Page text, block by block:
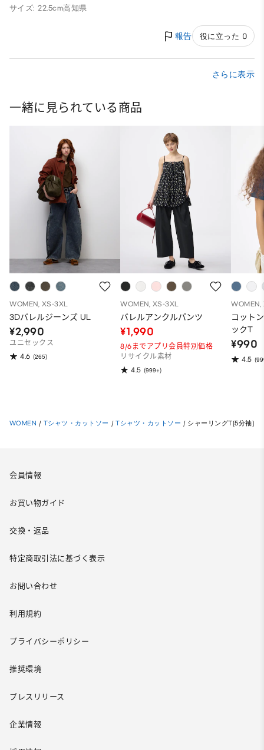
サイズ: 22.5cm高知県
報告 役に立った 0
さらに表示
一緒に見られている商品
WOMEN, XS-3XL
3Dバレルジーンズ UL
¥2,990
ユニセックス
4.6 (265)
WOMEN, XS-3XL
バレルアンクルパンツ
¥1,990
8/6までアプリ会員特別価格
リサイクル素材
4.5 (999+)
WOMEN,
コット
ックT
¥990
4.5
WOMEN / Tシャツ・カットソー / Tシャツ・カットソー / シャーリングT(5分袖)
会員情報
お買い物ガイド
交換・返品
特定商取引法に基づく表示
お問い合わせ
利用規約
プライバシーポリシー
推奨環境
プレスリリース
企業情報